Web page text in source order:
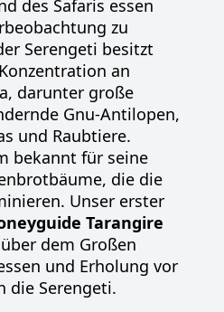
des Safaris essen
zu
Serengeti besitzt
an
darunter große
Gnu-Antilopen,
und Raubtiere.
bekannt für seine
die die
Unser erster
Tarangire
dem Großen
und Erholung vor
die Serengeti.